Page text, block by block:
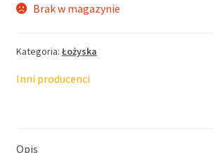
Brak w magazynie
Kategoria: Łożyska
Inni producenci
Opis